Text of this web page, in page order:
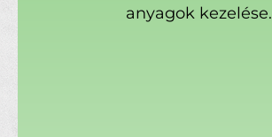
anyagok kezelése.